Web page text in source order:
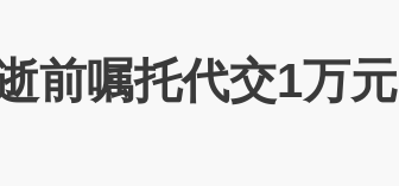
前嘱托代交1万元